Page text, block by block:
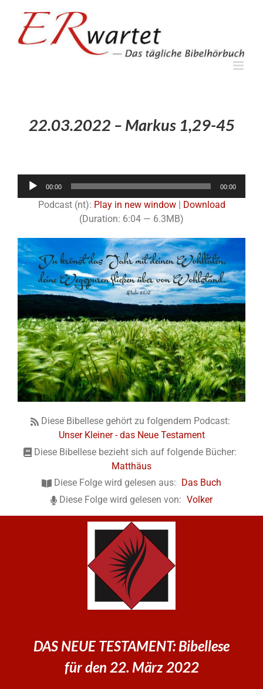
springen
22.03.2022 – Markus 1,29-45
00:00 00:00
Podcast (nt): Play in new window| Download
(Duration: 6:04 — 6.3MB)
Diese Bibellese gehört zu folgendem Podcast:
Unser Kleiner - das Neue Testament
Diese Bibellese bezieht sich auf folgende Bücher:
Matthäus
Diese Folge wird gelesen aus:
Das Buch
Diese Folge wird gelesen von: Volker
DAS NEUE TESTAMENT: Bibellese
für den 22. März 2022